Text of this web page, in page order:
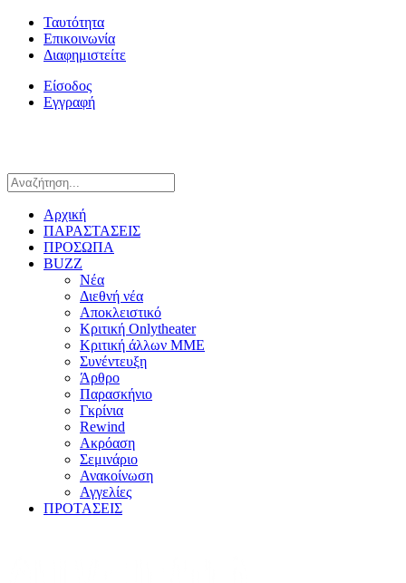
Ταυτότητα
Επικοινωνία
Διαφημιστείτε
Είσοδος
Εγγραφή
Αρχική
ΠΑΡΑΣΤΑΣΕΙΣ
ΠΡΟΣΩΠΑ
BUZZ
Νέα
Διεθνή νέα
Αποκλειστικό
Κριτική Onlytheater
Κριτική άλλων ΜΜΕ
Συνέντευξη
Άρθρο
Παρασκήνιο
Γκρίνια
Rewind
Ακρόαση
Σεμινάριο
Ανακοίνωση
Αγγελίες
ΠΡΟΤΑΣΕΙΣ